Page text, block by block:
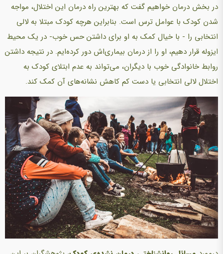
در بخش درمان خواهیم گفت که بهترین راه درمان این اختلال، مواجه
شدن کودک با عوامل ترس است. بنابراین‌ هرچه کودک مبتلا به لالی
انتخابی را - با خیال کمک به او برای داشتن حس خوب- در یک محیط
ایزوله قرار دهیم، او را از درمان بیماری‌اش دور کرده‌ایم. در نتیجه داشتن
روابط خانوادگی خوب با دیگران،‌ می‌تواند به عدم ابتلای کودک به
اختلال لالی انتخابی یا دست کم کاهش نشانه‌های آن کمک کند.